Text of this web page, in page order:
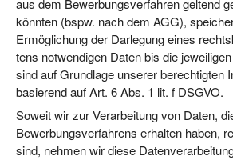
könn­ten (bspw. nach dem AGG),
Ermög­li­chung der Dar­le­gung eines
tens not­wen­di­gen Daten bis die
sind auf Grund­la­ge unse­rer berech­tig­ten
basie­rend auf Art. 6 Abs. 1 lit. f DSGVO.
Soweit wir zur Ver­ar­bei­tung von Daten,
Bewer­bungs­ver­fah­rens erhal­ten haben,
sind, neh­men wir die­se